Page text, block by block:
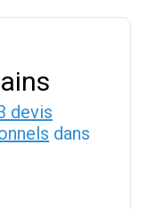
devis
dans